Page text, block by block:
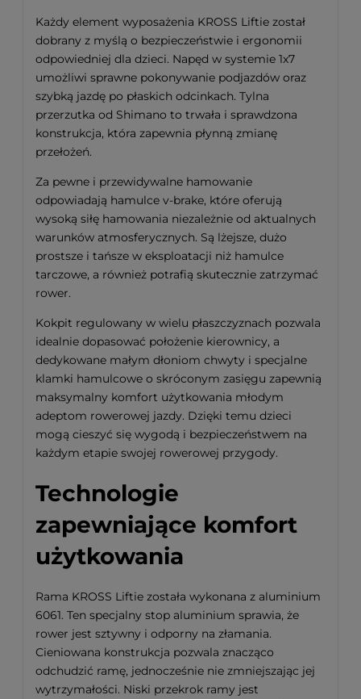
Każdy element wyposażenia KROSS Liftie został
dobrany z myślą o bezpieczeństwie i ergonomii
odpowiedniej dla dzieci. Napęd w systemie 1x7
umożliwi sprawne pokonywanie podjazdów oraz
szybką jazdę po płaskich odcinkach. Tylna
przerzutka od Shimano to trwała i sprawdzona
konstrukcja, która zapewnia płynną zmianę
przełożeń.
Za pewne i przewidywalne hamowanie
odpowiadają hamulce v-brake, które oferują
wysoką siłę hamowania niezależnie od aktualnych
warunków atmosferycznych. Są lżejsze, dużo
prostsze i tańsze w eksploatacji niż hamulce
tarczowe, a również potrafią skutecznie zatrzymać
rower.
Kokpit regulowany w wielu płaszczyznach pozwala
idealnie dopasować położenie kierownicy, a
dedykowane małym dłoniom chwyty i specjalne
klamki hamulcowe o skróconym zasięgu zapewnią
maksymalny komfort użytkowania młodym
adeptom rowerowej jazdy. Dzięki temu dzieci
mogą cieszyć się wygodą i bezpieczeństwem na
każdym etapie swojej rowerowej przygody.
Technologie
zapewniające komfort
użytkowania
Rama KROSS Liftie została wykonana z aluminium
6061. Ten specjalny stop aluminium sprawia, że
rower jest sztywny i odporny na złamania.
Cieniowana konstrukcja pozwala znacząco
odchudzić ramę, jednocześnie nie zmniejszając jej
wytrzymałości. Niski przekrok ramy jest